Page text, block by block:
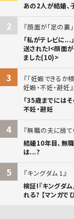
あの2人が結婚、
2
顔面が「足の裏
「私がテレビに
送された!<顔面
ました(10)>
3
「妊娠できるか
妊娠・不妊・避妊
「35歳までには
不妊・避妊
4
無職の夫に捨て
結婚10年目、無
は...?
5
キングダム 1
検証!『キングダ
れる? 【マンガで